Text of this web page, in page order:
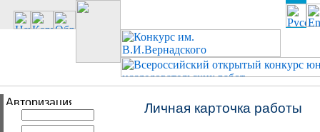
Личная карточка работы